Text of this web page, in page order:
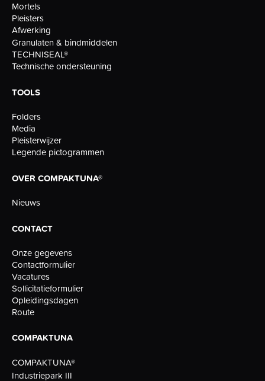
Mortels
Pleisters
Afwerking
Granulaten & bindmiddelen
TECHNISEAL®
Technische ondersteuning
TOOLS
Folders
Media
Pleisterwijzer
Legende pictogrammen
OVER COMPAKTUNA®
Nieuws
CONTACT
Onze gegevens
Contactformulier
Vacatures
Sollicitatieformulier
Opleidingsdagen
Route
COMPAKTUNA
COMPAKTUNA®
Industriepark III